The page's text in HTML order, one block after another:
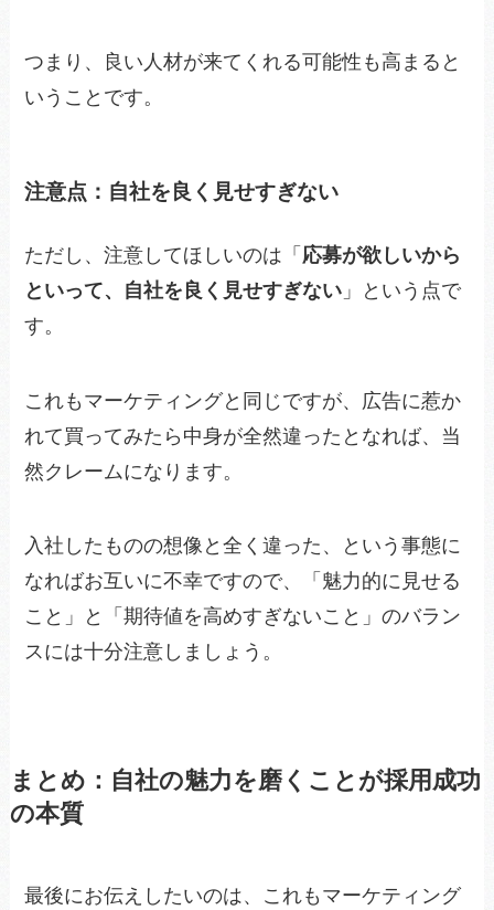
つまり、良い人材が来てくれる可能性も高まると
いうことです。
注意点：自社を良く見せすぎない
ただし、注意してほしいのは「 応募が欲しいから
といって、自社を良く見せすぎない 」という点で
す。
これもマーケティングと同じですが、広告に惹か
れて買ってみたら中身が全然違ったとなれば、当
然クレームになります。
入社したものの想像と全く違った、という事態に
なればお互いに不幸ですので、「魅力的に見せる
こと」と「期待値を高めすぎないこと」のバラン
スには十分注意しましょう。
まとめ：自社の魅力を磨くことが採用成功
の本質
最後にお伝えしたいのは、これもマーケティング